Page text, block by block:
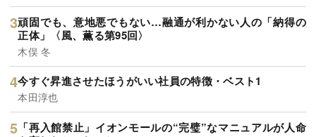
頑固でも、意地悪でもない…融通が利かない人の「納得の
正体」〈風、薫る第95回〉
木俣 冬
今すぐ昇進させたほうがいい社員の特徴・ベスト1
本田淳也
「再入館禁止」イオンモールの“完璧”なマニュアルが人命